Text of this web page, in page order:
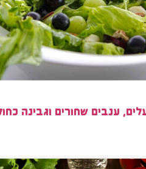
ענבים שחורים וגבינה